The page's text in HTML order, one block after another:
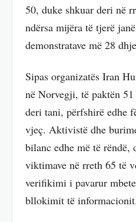
50, duke shkuar deri në
ndërsa mijëra të tjerë
demonstratave më 28
Sipas organizatës Iran
në Norvegji, të paktën
deri tani, përfshirë edhe
vjeç. Aktivistë dhe
bilanc edhe më të rëndë,
viktimave në rreth 65 të
verifikimi i pavarur
bllokimit të informacionit.